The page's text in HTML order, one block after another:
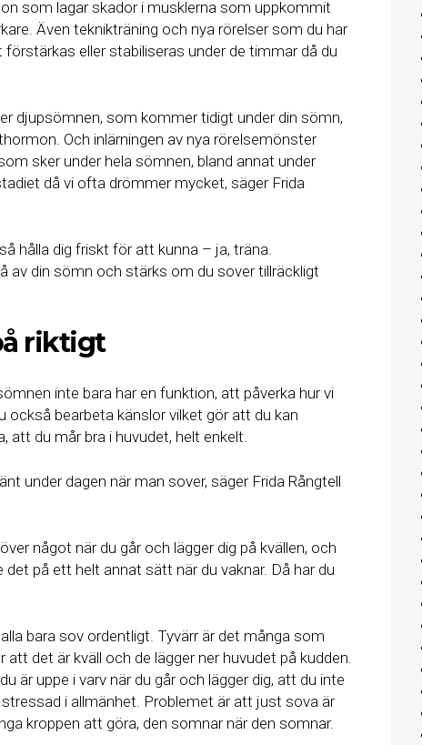
som lagar skador i musklerna som uppkommit
Även teknikträning och nya rörelser som du har
eller stabiliseras under de timmar då du
djupsömnen, som kommer tidigt under din sömn,
Och inlärningen av nya rörelsemönster
sker under hela sömnen, bland annat under
då vi ofta drömmer mycket, säger Frida
hålla dig friskt för att kunna – ja, träna.
av din sömn och stärks om du sover tillräckligt
riktigt
inte bara har en funktion, att påverka hur vi
också bearbeta känslor vilket gör att du kan
att du mår bra i huvudet, helt enkelt.
under dagen när man sover, säger Frida Rångtell
något när du går och lägger dig på kvällen, och
på ett helt annat sätt när du vaknar. Då har du
bara sov ordentligt. Tyvärr är det många som
det är kväll och de lägger ner huvudet på kudden.
är uppe i varv när du går och lägger dig, att du inte
i allmänhet. Problemet är att just sova är
kroppen att göra, den somnar när den somnar.